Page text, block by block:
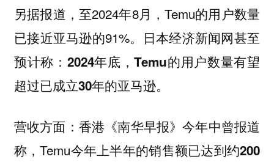
另据报道，至2024年8月，Temu的用户数量
已接近亚马逊的91%。日本经济新闻网甚至
预计称： 2024年底，Temu的用户数量有望
超过已成立30年的亚马逊。
营收方面 ：香港《南华早报》今年中曾报道
称，Temu今年上半年的销售额已达到约200